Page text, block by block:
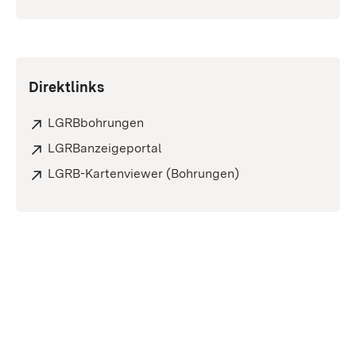
Direktlinks
LGRBbohrungen
LGRBanzeigeportal
LGRB-Kartenviewer (Bohrungen)